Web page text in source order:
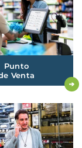
Punto
Venta